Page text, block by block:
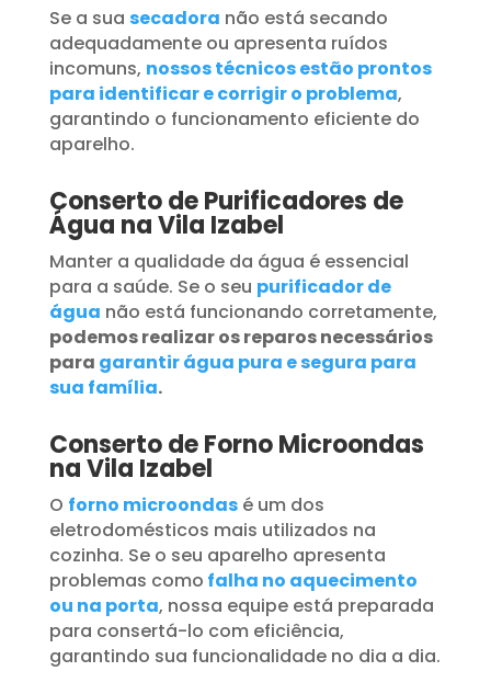
Se a sua secadora não está secando
adequadamente ou apresenta ruídos
incomuns, nossos técnicos estão prontos
para identificar e corrigir o problema,
garantindo o funcionamento eficiente do
aparelho.
Conserto de Purificadores de
Água na Vila Izabel
Manter a qualidade da água é essencial
para a saúde. Se o seu purificador de
água não está funcionando corretamente,
podemos realizar os reparos necessários
para garantir água pura e segura para
sua família.
Conserto de Forno Microondas
na Vila Izabel
O forno microondasé um dos
eletrodomésticos mais utilizados na
cozinha. Se o seu aparelho apresenta
problemas como falha no aquecimento
ou na porta, nossa equipe está preparada
para consertá-lo com eficiência,
garantindo sua funcionalidade no dia a dia.